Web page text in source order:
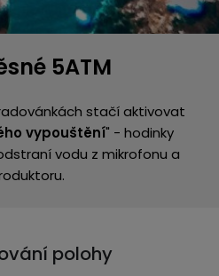
5ATM
stačí aktivovat
vypouštění" - hodinky
vodu z mikrofonu a
polohy